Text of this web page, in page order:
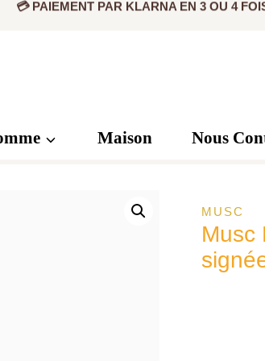
Maison Nous
MUSC
Musc